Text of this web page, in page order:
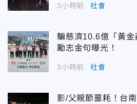
3小時前 社會
騙慈濟10.6億「黃
勵志金句曝光！
3小時前 社會
影/父親節噩耗！台